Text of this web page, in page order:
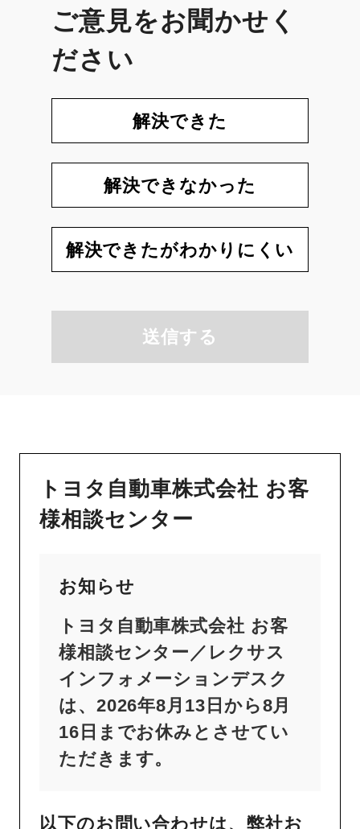
ご意見をお聞かせく
ださい
解決できた
解決できなかった
解決できたがわかりにくい
送信する
トヨタ自動車株式会社 お客
様相談センター
お知らせ
トヨタ自動車株式会社 お客
様相談センター／レクサス
インフォメーションデスク
は、2026年8月13日から8月
16日までお休みとさせてい
ただきます。
以下のお問い合わせは、弊社お